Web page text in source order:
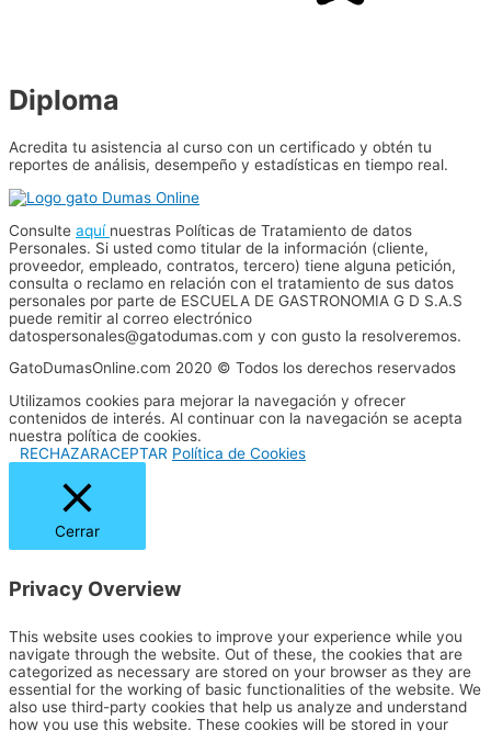
Diploma
Acredita tu asistencia al curso con un certificado y obtén tu
reportes de análisis, desempeño y estadísticas en tiempo real.
Consulte aquí nuestras Políticas de Tratamiento de datos
Personales. Si usted como titular de la información (cliente,
proveedor, empleado, contratos, tercero) tiene alguna petición,
consulta o reclamo en relación con el tratamiento de sus datos
personales por parte de ESCUELA DE GASTRONOMIA G D S.A.S
puede remitir al correo electrónico
datospersonales@gatodumas.com y con gusto la resolveremos.
GatoDumasOnline.com 2020 © Todos los derechos reservados
Utilizamos cookies para mejorar la navegación y ofrecer
contenidos de interés. Al continuar con la navegación se acepta
nuestra política de cookies.
RECHAZARACEPTAR Política de Cookies
Cerrar
Privacy Overview
This website uses cookies to improve your experience while you
navigate through the website. Out of these, the cookies that are
categorized as necessary are stored on your browser as they are
essential for the working of basic functionalities of the website. We
also use third-party cookies that help us analyze and understand
how you use this website. These cookies will be stored in your